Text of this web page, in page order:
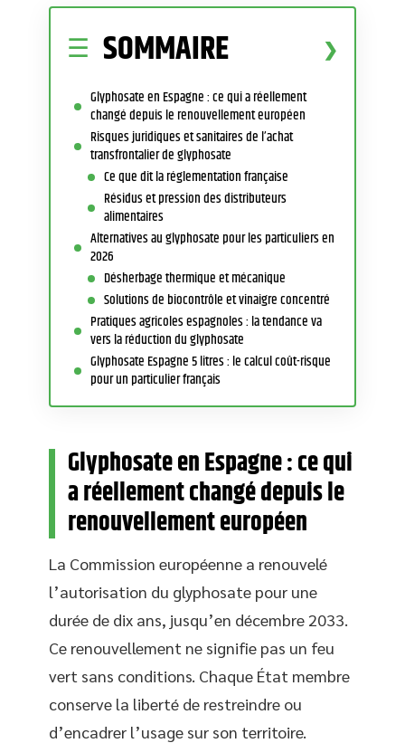
SOMMAIRE
Glyphosate en Espagne : ce qui a réellement
changé depuis le renouvellement européen
Risques juridiques et sanitaires de l’achat
transfrontalier de glyphosate
Ce que dit la réglementation française
Résidus et pression des distributeurs
alimentaires
Alternatives au glyphosate pour les particuliers en
2026
Désherbage thermique et mécanique
Solutions de biocontrôle et vinaigre concentré
Pratiques agricoles espagnoles : la tendance va
vers la réduction du glyphosate
Glyphosate Espagne 5 litres : le calcul coût-risque
pour un particulier français
Glyphosate en Espagne : ce qui
a réellement changé depuis le
renouvellement européen
La Commission européenne a renouvelé
l’autorisation du glyphosate pour une
durée de dix ans, jusqu’en décembre 2033.
Ce renouvellement ne signifie pas un feu
vert sans conditions. Chaque État membre
conserve la liberté de restreindre ou
d’encadrer l’usage sur son territoire.